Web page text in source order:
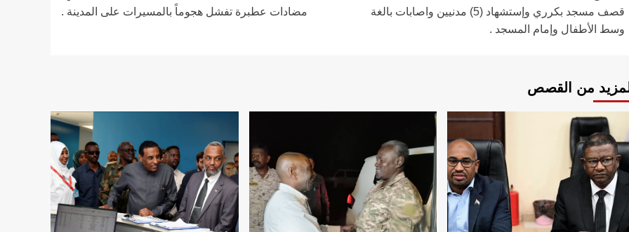
المقالات
قصف مسجد بكرري وإستشهاد (5) مدنيين واصابات بالغة
وسط الأطفال وإمام المسجد .
مضادات عطبرة تفشل هجوماً بالمسيرات على المدينة .
من القصص